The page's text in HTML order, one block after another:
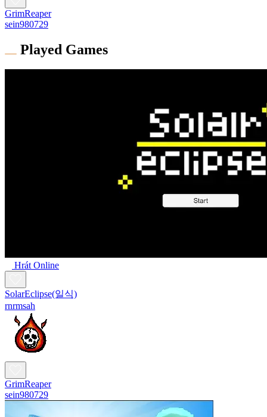
GrimReaper
sein980729
Played Games
Hrát Online
SolarEclipse(일식)
rnrmsah
GrimReaper
sein980729